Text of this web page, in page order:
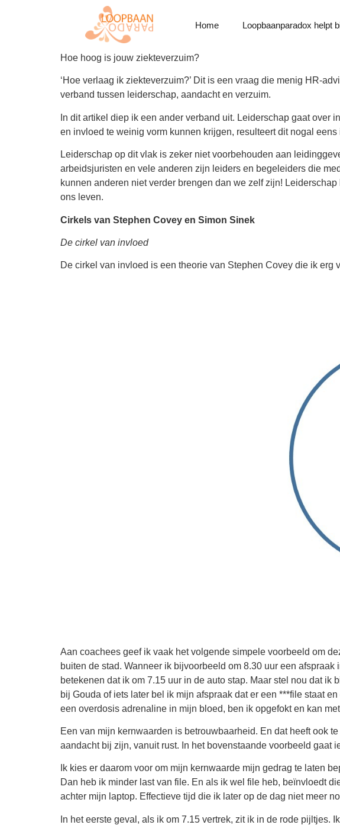
Home Loopbaanparadox helpt
Hoe hoog is jouw ziekteverzuim?
‘Hoe verlaag ik ziekteverzuim?’ Dit is een vraag die menig HR-
verband tussen leiderschap, aandacht en verzuim.
In dit artikel diep ik een ander verband uit. Leiderschap gaat
en invloed te weinig vorm kunnen krijgen, resulteert dit nogal
Leiderschap op dit vlak is zeker niet voorbehouden aan
arbeidsjuristen en vele anderen zijn leiders en begeleiders die
kunnen anderen niet verder brengen dan we zelf zijn!
ons leven.
Cirkels van Stephen Covey en Simon Sinek
De cirkel van invloed
De cirkel van invloed is een theorie van Stephen Covey die ik
Aan coachees geef ik vaak het volgende simpele voorbeeld om
buiten de stad. Wanneer ik bijvoorbeeld om 8.30 uur een
betekenen dat ik om 7.15 uur in de auto stap. Maar stel nou dat
bij Gouda of iets later bel ik mijn afspraak dat er een ***file staat
een overdosis adrenaline in mijn bloed, ben ik opgefokt en kan
Een van mijn kernwaarden is betrouwbaarheid. En dat heeft ook
aandacht bij zijn, vanuit rust. In het bovenstaande voorbeeld
Ik kies er daarom voor om mijn kernwaarde mijn gedrag te laten
Dan heb ik minder last van file. En als ik wel file heb, beïnvloedt
achter mijn laptop. Effectieve tijd die ik later op de dag niet meer
In het eerste geval, als ik om 7.15 vertrek, zit ik in de rode